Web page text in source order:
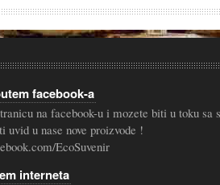
facebook-a
na facebook-u i mozete biti u toku sa
uvid u nase nove proizvode !
EcoSuvenir
interneta